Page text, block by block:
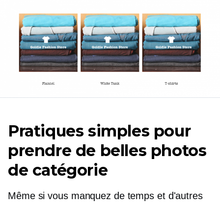
Pratiques simples pour
prendre de belles photos
de catégorie
Même si vous manquez de temps et d'autres